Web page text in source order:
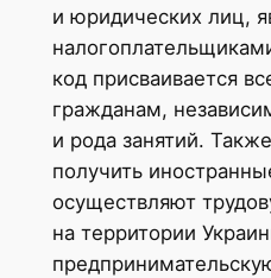
и юридических лиц,
код присваивается
гражданам,
и рода занятий.
получить
осуществляют
на территории